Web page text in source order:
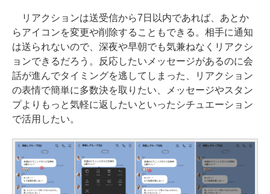
リアクションは送受信から7日以内であれば、あとか
らアイコンを変更や削除することもできる。相手に通知
は送られないので、深夜や早朝でも気兼ねなくリアクシ
ョンできるだろう。反応したいメッセージがあるのに会
話が進んでタイミングを逃してしまった、リアクション
の表情で簡単に多数決を取りたい、メッセージやスタン
プよりもっと気軽に返したいといったシチュエーション
で活用したい。